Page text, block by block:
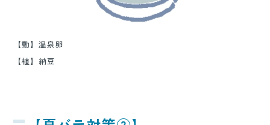
【動】温泉卵
【植】納豆